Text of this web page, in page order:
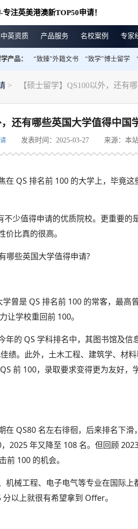
注英美港澳新TOP50申请！
中英资质 产品服务 名校案例 专家
产品： “致臻”外籍文书 “致学”博士留学
> 【硕士留学】QS100以外，还有
还有哪些英国大学值得中国
发表时间：2025-03-27 来源：本
在 QS 排名前 100 的大学上，毕竟这
少值得申请的优质院校。更重要的
比真的很高。
哪些英国大学值得申请?
曾是 QS 排名前 100 的常客，最高
让学校重回前 100。
的 QS 学科排名中，其图书馆及信
绩。此外，土木工程、建筑学、材
前 100，录取要求变得更为友好，
QS80 名左右徘徊，后来排名下
2025 年又降至 108 名。但回顾
前 100 的机会。
械工程、电子电气等专业在国际上
以上就很有希望拿到 Offer。